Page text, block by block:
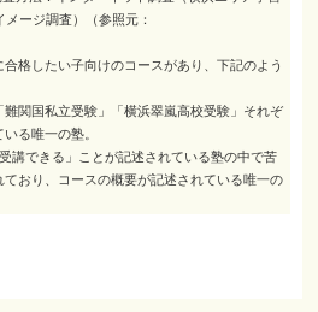
ージ調査）（参照元：
格したい子向けのコースがあり、下記のよう
難関国私立受験」「横浜翠嵐高校受験」それぞ
る唯一の塾。
講できる」ことが記述されている塾の中で苦
おり、コースの概要が記述されている唯一の